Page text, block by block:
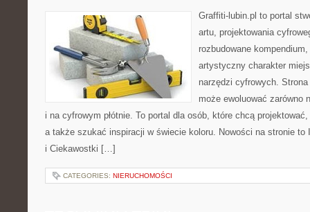
Graffiti-lubin.pl to portal
artu, projektowania
rozbudowane
artystyczny charakter
narzędzi cyfrowych.
może ewoluować zarówno
i na cyfrowym płótnie. To portal dla osób, które chcą
a także szukać inspiracji w świecie koloru. Nowości na stronie
i Ciekawostki […]
CATEGORIES: NIERUCHOMOŚCI